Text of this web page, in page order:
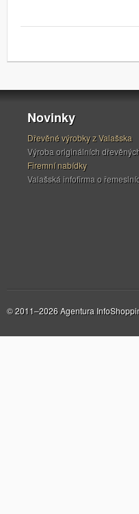
Novinky
Dřevěné výrobky z Valašska
Výroba originálních
Firemní nabídky
Valašská infofirma o
© 2011–2026 Agentura